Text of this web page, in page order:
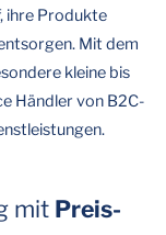
ihre Produkte
Mit dem
kleine bis
Händler von B2C-
mit Preis-